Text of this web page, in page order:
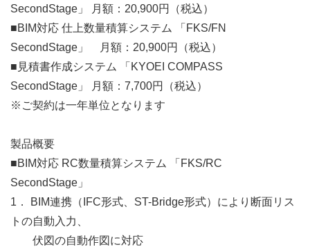
SecondStage」 月額：20,900円（税込）
■BIM対応 仕上数量積算システム 「FKS/FN
SecondStage」 月額：20,900円（税込）
■見積書作成システム 「KYOEI COMPASS
SecondStage」 月額：7,700円（税込）
※ご契約は一年単位となります
製品概要
■BIM対応 RC数量積算システム 「FKS/RC
SecondStage」
1． BIM連携（IFC形式、ST-Bridge形式）により断面リス
トの自動入力、
伏図の自動作図に対応